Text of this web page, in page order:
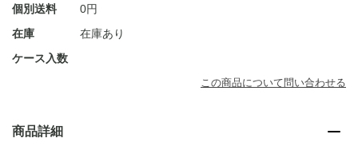
個別送料
0円
在庫
在庫あり
ケース入数
この商品について問い合わせる
商品詳細